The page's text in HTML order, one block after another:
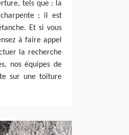
tels que : la
; il est
Et si vous
à faire appel
la recherche
nos équipes de
sur une toiture